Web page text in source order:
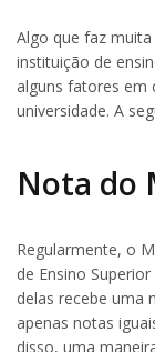
Algo que faz
instituição de
alguns fatores em
universidade. A
Nota do
Regularmente, o
de Ensino
delas recebe uma
apenas notas
disso, uma